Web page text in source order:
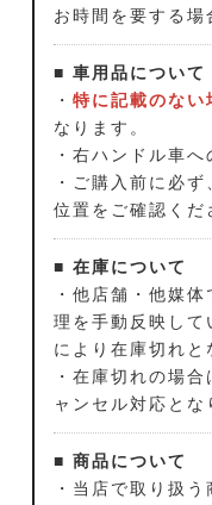
お時間を要する場
■ 車用品について
・ 特に記載のない
なります。
・右ハンドル車
・ご購入前に必
位置をご確認くだ
■ 在庫について
・他店舗・他媒
理を手動反映して
により在庫切れと
・在庫切れの場
ャンセル対応とな
■ 商品について
・当店で取り扱